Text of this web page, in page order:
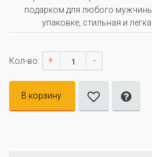
подарком для любого
упаковке, стильная и
Кол-во: + -
В корзину